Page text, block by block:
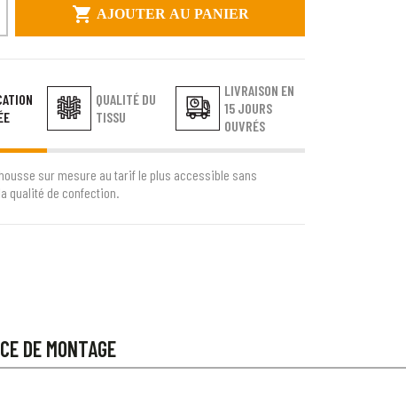
 AJOUTER AU PANIER
QUALITÉ DU
TISSU
LIVRAISON EN
15 JOURS
OUVRÉS
sur mesure au tarif le plus accessible sans
qualité de confection.
DE MONTAGE